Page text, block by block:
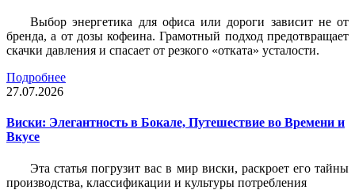
Выбор энергетика для офиса или дороги зависит не от
бренда, а от дозы кофеина. Грамотный подход предотвращает
скачки давления и спасает от резкого «отката» усталости.
Подробнее
27.07.2026
Виски: Элегантность в Бокале, Путешествие во Времени и
Вкусе
Эта статья погрузит вас в мир виски, раскроет его тайны
производства, классификации и культуры потребления